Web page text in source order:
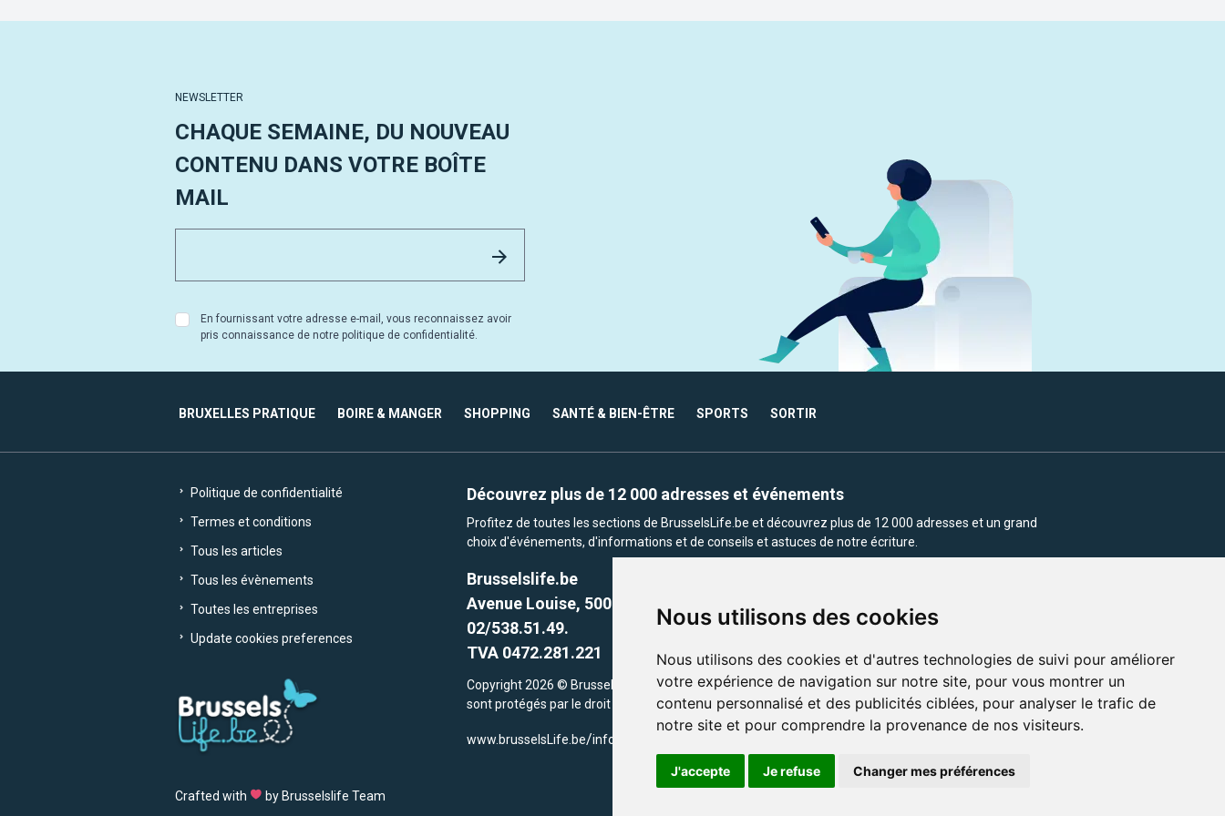
Nous utilisons des cookies
Nous utilisons des cookies et d'autres technologies de suivi pour améliorer
votre expérience de navigation sur notre site, pour vous montrer un
contenu personnalisé et des publicités ciblées, pour analyser le trafic de
notre site et pour comprendre la provenance de nos visiteurs.
J'accepte Je refuse Changer mes préférences
NEWSLETTER
CHAQUE SEMAINE, DU NOUVEAU
CONTENU DANS VOTRE BOÎTE
MAIL
En fournissant votre adresse e-mail, vous reconnaissez avoir
pris connaissance de notre politique de confidentialité.
BRUXELLES PRATIQUE BOIRE & MANGER SHOPPING SANTÉ & BIEN-ÊTRE SPORTS SORTIR
Politique de confidentialité
Termes et conditions
Tous les articles
Tous les évènements
Toutes les entreprises
Update cookies preferences
Crafted with by Brusselslife Team
Découvrez plus de 12 000 adresses et événements
Profitez de toutes les sections de BrusselsLife.be et découvrez plus de 12 000 adresses et un grand
choix d'événements, d'informations et de conseils et astuces de notre écriture.
Brusselslife.be
Avenue Louise, 500 -1050 Ixelles, Brussels,
02/538.51.49.
TVA 0472.281.221
Copyright 2026 © Brusselslife.be Tous droits réservés. Le contenu et les images utilisés sur ce site
sont protégés par le droit d'auteur. la propriétaires respectifs.
www.brusselsLife.be/info@brusselslife.be